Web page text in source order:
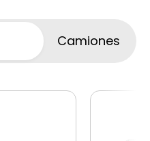
Camiones